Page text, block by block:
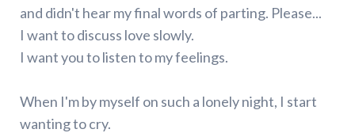
and didn't hear my final words of parting. Please...
I want to discuss love slowly.
I want you to listen to my feelings.
When I'm by myself on such a lonely night, I start
wanting to cry.